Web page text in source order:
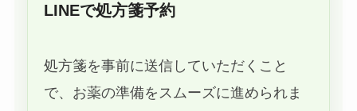
LINEで処方箋予約
処方箋を事前に送信していただくこと
で、お薬の準備をスムーズに進められま